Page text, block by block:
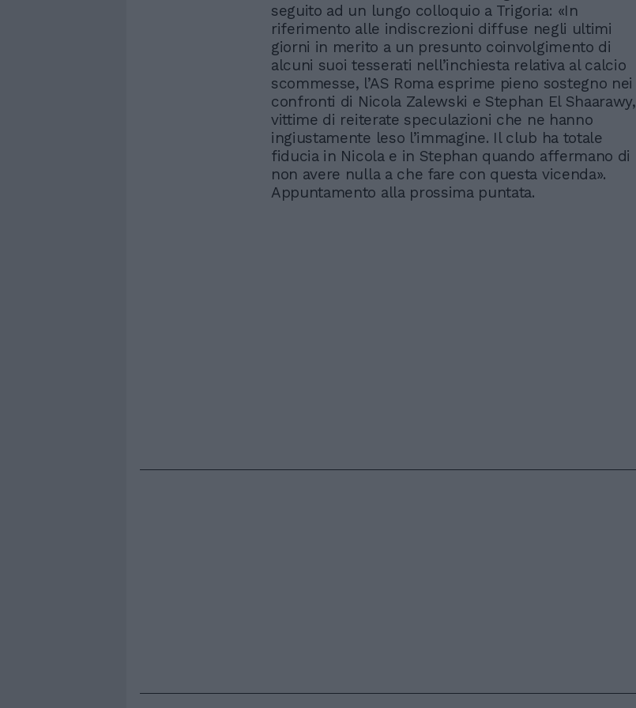
seguito ad un lungo colloquio a Trigoria: «In
riferimento alle indiscrezioni diffuse negli ultimi
giorni in merito a un presunto coinvolgimento di
alcuni suoi tesserati nell’inchiesta relativa al calcio
scommesse, l’AS Roma esprime pieno sostegno nei
confronti di Nicola Zalewski e Stephan El Shaarawy,
vittime di reiterate speculazioni che ne hanno
ingiustamente leso l’immagine. Il club ha totale
fiducia in Nicola e in Stephan quando affermano di
non avere nulla a che fare con questa vicenda».
Appuntamento alla prossima puntata.